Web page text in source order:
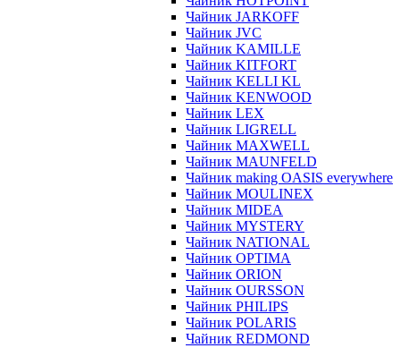
Чайник JARKOFF
Чайник JVC
Чайник KAMILLE
Чайник KITFORT
Чайник KELLI KL
Чайник KENWOOD
Чайник LEX
Чайник LIGRELL
Чайник MAXWELL
Чайник MAUNFELD
Чайник making OASIS everywhere
Чайник MOULINEX
Чайник MIDEA
Чайник MYSTERY
Чайник NATIONAL
Чайник OPTIMA
Чайник ORION
Чайник OURSSON
Чайник PHILIPS
Чайник POLARIS
Чайник REDMOND